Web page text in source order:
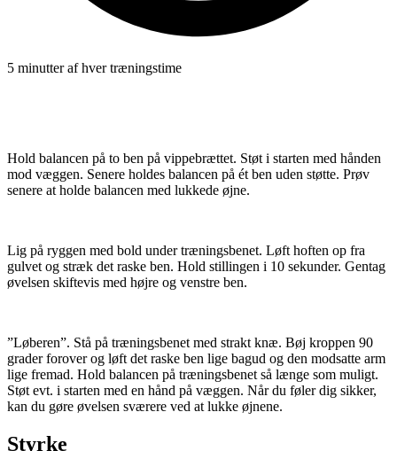
5 minutter af hver træningstime
Hold balancen på to ben på vippebrættet. Støt i starten med hånden
mod væggen. Senere holdes balancen på ét ben uden støtte. Prøv
senere at holde balancen med lukkede øjne.
Lig på ryggen med bold under træningsbenet. Løft hoften op fra
gulvet og stræk det raske ben. Hold stillingen i 10 sekunder. Gentag
øvelsen skiftevis med højre og venstre ben.
”Løberen”. Stå på træningsbenet med strakt knæ. Bøj kroppen 90
grader forover og løft det raske ben lige bagud og den modsatte arm
lige fremad. Hold balancen på træningsbenet så længe som muligt.
Støt evt. i starten med en hånd på væggen. Når du føler dig sikker,
kan du gøre øvelsen sværere ved at lukke øjnene.
Styrke